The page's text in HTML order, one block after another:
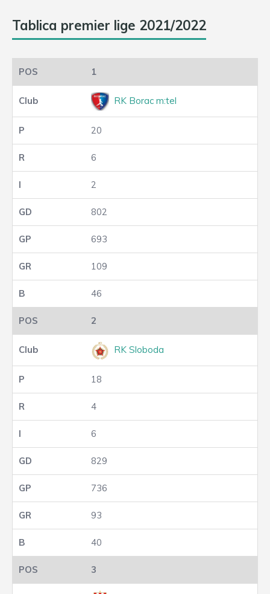
Tablica premier lige 2021/2022
1
RK Borac m:tel
20
6
2
802
693
109
46
2
RK Sloboda
18
4
6
829
736
93
40
3